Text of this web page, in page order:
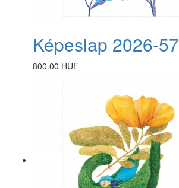
Képeslap 2026-57
800.00 HUF